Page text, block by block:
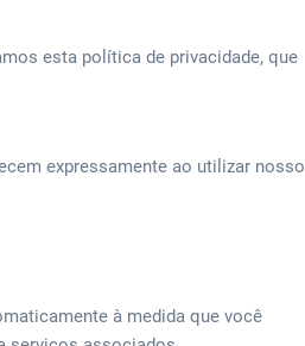
esta política de privacidade, que
expressamente ao utilizar nosso
à medida que você